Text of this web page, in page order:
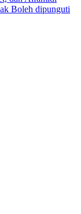
Boleh dipunguti